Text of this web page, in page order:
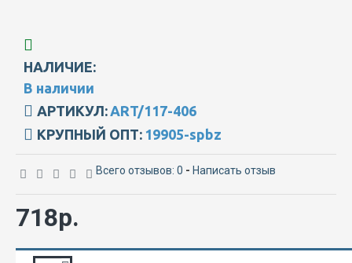
НАЛИЧИЕ:
В наличии
АРТИКУЛ:ART/117-406
КРУПНЫЙ ОПТ: 19905-spbz
Всего отзывов: 0 - Написать отзыв
718р.